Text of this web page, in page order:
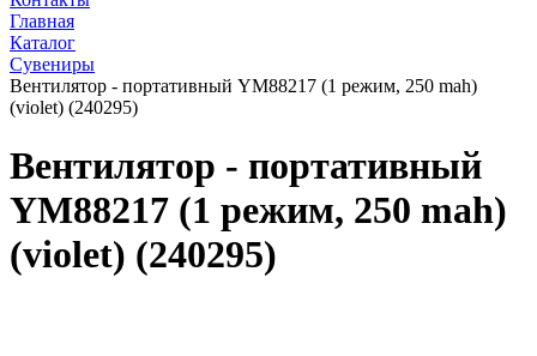
Главная
Каталог
Сувениры
Вентилятор - портативный YM88217 (1 режим, 250 mah)
(violet) (240295)
Вентилятор - портативный
YM88217 (1 режим, 250 mah)
(violet) (240295)